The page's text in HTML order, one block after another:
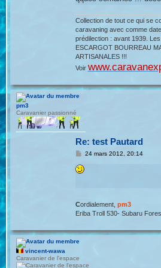
Collection de tout ce qui se
caravaning avec comme
prédilection : avant 1939.
ESCARGOT BOURREAU
ARTISANALES !!!
Voir
pm3
Caravanier passionné
Re: test Pautard
M
s
s
24 mars 2012, 20:14
Cordialement, pm3
Eriba Troll 530- Subaru
vincent-wawa
Caravanier de l'espace